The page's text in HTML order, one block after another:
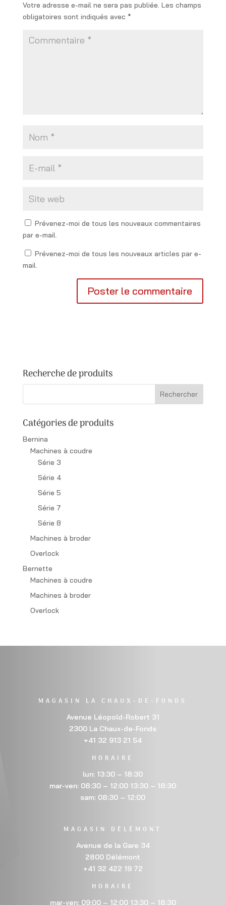
Votre adresse e-mail ne sera pas publiée. Les champs
obligatoires sont indiqués avec *
Prévenez-moi de tous les nouveaux commentaires
par e-mail.
Prévenez-moi de tous les nouveaux articles par e-
mail.
Recherche de produits
Catégories de produits
Bernina
Machines à coudre
Série 3
Série 4
Série 5
Série 7
Série 8
Machines à broder
Overlock
Bernette
Machines à coudre
Machines à broder
Overlock
MAGASIN LA CHAUX-DE-FONDS
Avenue Léopold-Robert 31
2300 La Chaux-de-Fonds
+41 32 913 21 54
HORAIRE
lun: 13:30 – 18:30
mar-ven: 08:30 – 12:00 13:30 – 18:30
sam: 08:30 – 12:00
MAGASIN DÉLÉMONT
Avenue de la Gare 34
2800 Délémont
+41 32 422 19 72
HORAIRE
mar-ven: 09:00 – 12:00 13:30 – 18:30